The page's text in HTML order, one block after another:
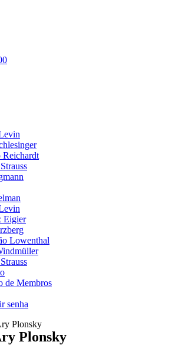
Eigier
Lowenthal
de Membros
senha
Plonsky
Plonsky